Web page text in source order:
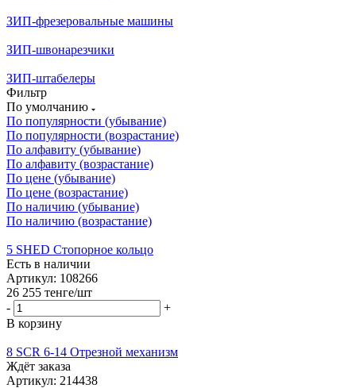
ЗИП-фрезеровальные машины
ЗИП-швонарезчики
ЗИП-штабелеры
Фильтр
По умолчанию
По популярности (убывание)
По популярности (возрастание)
По алфавиту (убывание)
По алфавиту (возрастание)
По цене (убывание)
По цене (возрастание)
По наличию (убывание)
По наличию (возрастание)
5 SHED Стопорное кольцо
Есть в наличии
Артикул: 108266
26 255 тенге/шт
-
+
В корзину
8 SCR 6-14 Отрезной механизм
Ждёт заказа
Артикул: 214438